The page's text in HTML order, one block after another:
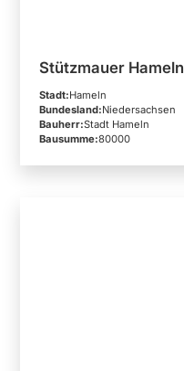
Stützmauer Hameln
Stadt:Hameln
Bundesland:Niedersachsen
Bauherr:Stadt Hameln
Bausumme:80000